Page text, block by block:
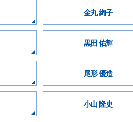
金丸 絢子
黒田 佑輝
尾形 優造
小山 隆史